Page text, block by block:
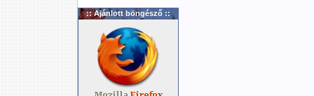
:: Ajánlott böngésző ::